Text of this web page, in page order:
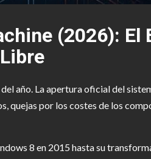
(2026):
año. La apertura oficial del
quejas por los costes de los
8 en 2015 hasta su